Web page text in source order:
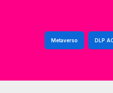
Metaverso DLP